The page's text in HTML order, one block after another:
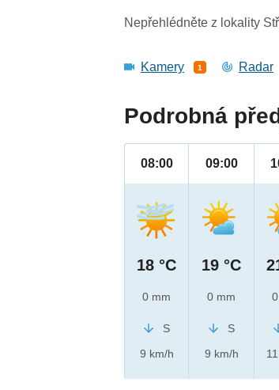
Nepřehlédněte z lokality
Kamery 1 Radar
Podrobná
08:00
18 °C
0 mm
S
9 km/h
09:00
19 °C
0 mm
S
9 km/h